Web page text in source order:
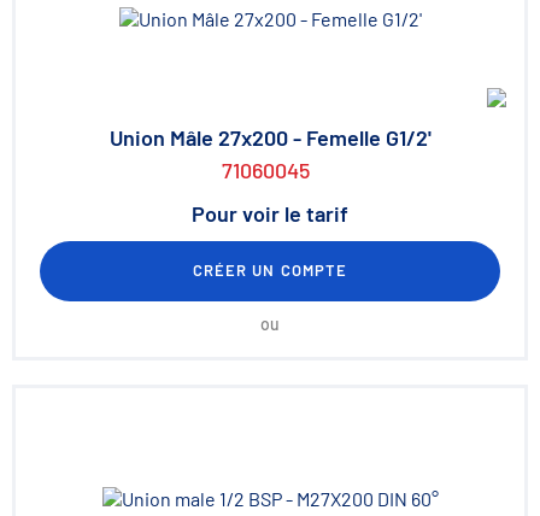
Union Mâle 27x200 - Femelle G1/2'
71060045
Pour voir le tarif
CRÉER UN COMPTE
ou